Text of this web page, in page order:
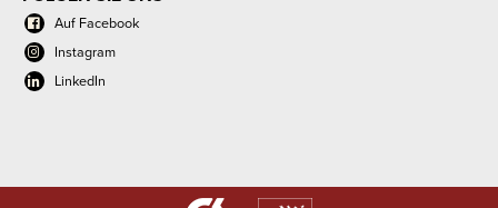
Auf Facebook
Instagram
LinkedIn